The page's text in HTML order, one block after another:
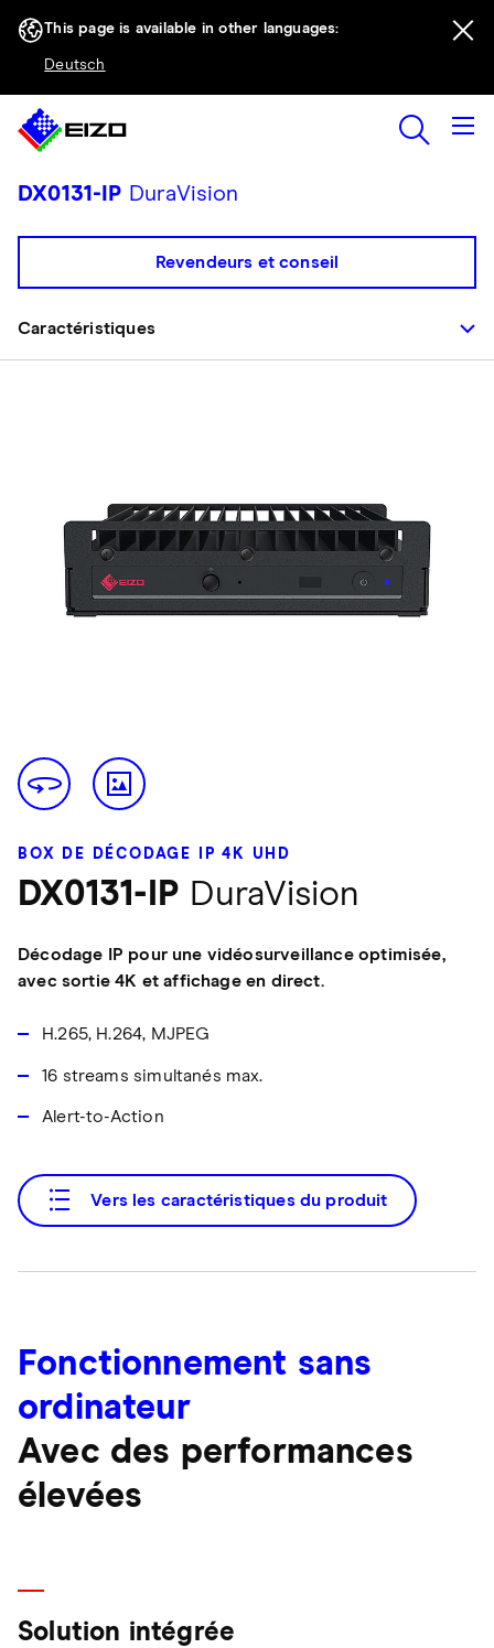
This page is available in other languages:
Deutsch
DX0131-IP DuraVision
Caractéristiques
Revendeurs et conseil
BOX DE DÉCODAGE IP 4K UHD
DX0131-IP DuraVision
Décodage IP pour une vidéosurveillance optimisée,
avec sortie 4K et affichage en direct.
H.265, H.264, MJPEG
16 streams simultanés max.
Alert-to-Action
Vers les caractéristiques du produit
Fonctionnement sans
ordinateur
Avec des performances
élevées
Solution intégrée